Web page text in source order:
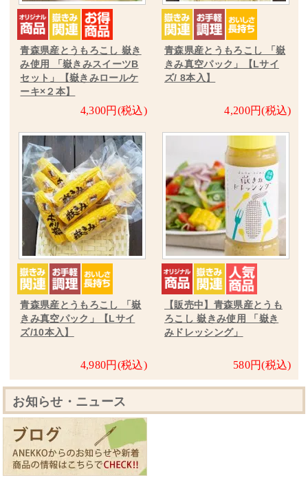
青森県産とうもろこし 嶽き
み使用 「嶽きみスイーツB
セット」【嶽きみロールケ
ーキ×２本】
4,300円(税込)
青森県産とうもろこし 「嶽
きみ真空パック」【Lサイ
ズ/ 8本入】
4,200円(税込)
青森県産とうもろこし 「嶽
きみ真空パック」【Lサイ
ズ/10本入】
4,980円(税込)
【販売中】青森県産とうも
ろこし 嶽きみ使用 「嶽き
みドレッシング」
580円(税込)
お知らせ・ニュース